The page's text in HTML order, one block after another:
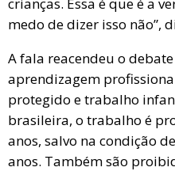
medo de dizer isso não”,
A fala reacendeu o
aprendizagem
protegido e trabalho
brasileira, o trabalho é
anos, salvo na condição
anos. Também são